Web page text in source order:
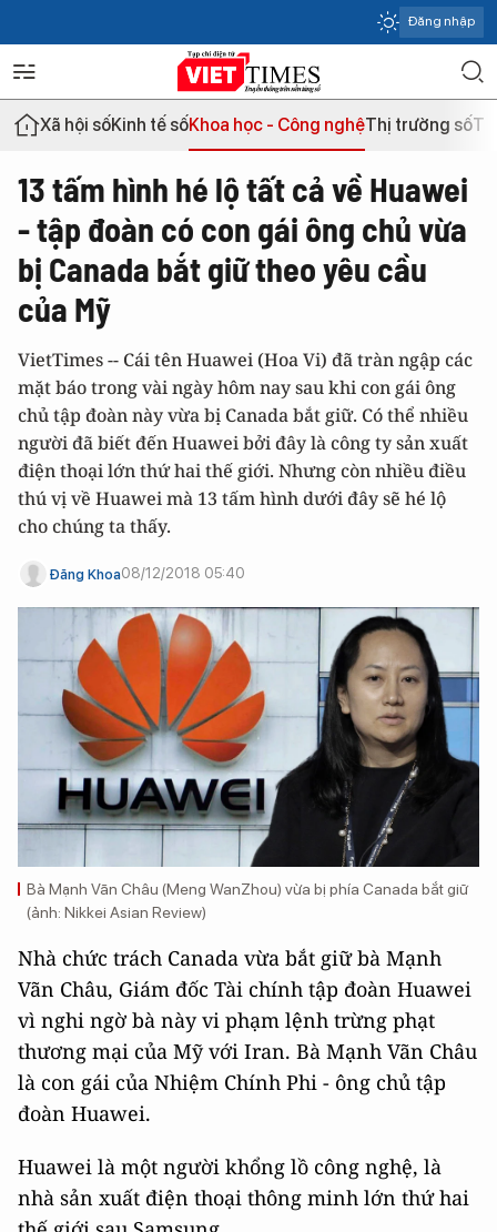
Đăng nhập
Xã hội sốKinh tế sốKhoa học - Công nghệThị trường số
13 tấm hình hé lộ tất cả về Huawei
- tập đoàn có con gái ông chủ vừa
bị Canada bắt giữ theo yêu cầu
của Mỹ
VietTimes -- Cái tên Huawei (Hoa Vi) đã tràn ngập các
mặt báo trong vài ngày hôm nay sau khi con gái ông
chủ tập đoàn này vừa bị Canada bắt giữ. Có thể nhiều
người đã biết đến Huawei bởi đây là công ty sản xuất
điện thoại lớn thứ hai thế giới. Nhưng còn nhiều điều
thú vị về Huawei mà 13 tấm hình dưới đây sẽ hé lộ
cho chúng ta thấy.
Đăng Khoa08/12/2018 05:40
Bà Mạnh Vãn Châu (Meng WanZhou) vừa bị phía Canada bắt giữ
(ảnh: Nikkei Asian Review)
Nhà chức trách Canada vừa bắt giữ bà Mạnh
Vãn Châu, Giám đốc Tài chính tập đoàn Huawei
vì nghi ngờ bà này vi phạm lệnh trừng phạt
thương mại của Mỹ với Iran. Bà Mạnh Vãn Châu
là con gái của Nhiệm Chính Phi - ông chủ tập
đoàn Huawei.
Huawei là một người khổng lồ công nghệ, là
nhà sản xuất điện thoại thông minh lớn thứ hai